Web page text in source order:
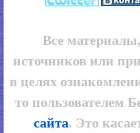
Все
источников или
в целях
то пользователем
сайта. Это